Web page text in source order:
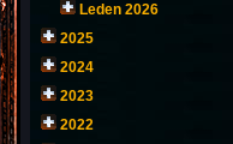
Leden 2026
2025
2024
2023
2022